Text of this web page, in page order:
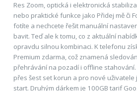
Res Zoom, optická i elektronická
nebo praktické funkce jako Přidej mě či
fotíte a nechcete řešit manuální
bavit. Teď ale k tomu, co z aktuální
opravdu silnou kombinaci. K telefonu
Premium zdarma, což znamená
přehrávání na pozadí i offline
přes šest set korun a pro nové uživatele
start. Druhým dárkem je 100GB tarif